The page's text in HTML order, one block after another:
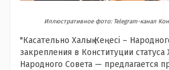
Иллюстративное фото: Telegram-канал
"Касательно Халық Кеңесі –
закрепления в Конституции статуса
Народного Совета — предлагается